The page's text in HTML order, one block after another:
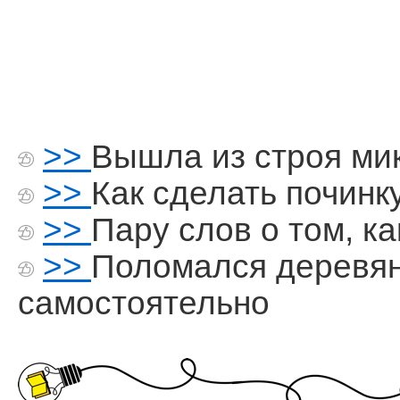
>> Вышла из строя
>> Как сделать
>> Пару слов о том,
>> Поломался
самостоятельно